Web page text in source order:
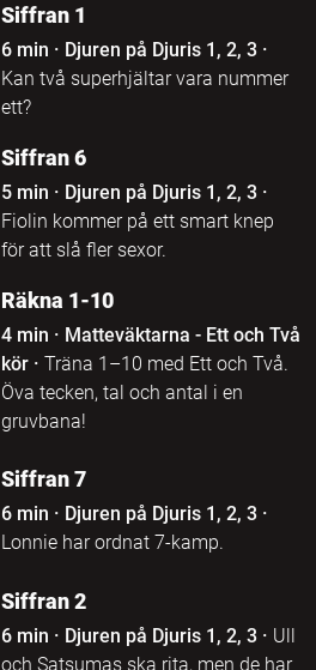
Siffran 1
6 min · Djuren på Djuris 1, 2, 3·
Kan två superhjältar vara nummer
ett?
Siffran 6
5 min · Djuren på Djuris 1, 2, 3·
Fiolin kommer på ett smart knep
för att slå fler sexor.
Räkna 1-10
4 min · Matteväktarna - Ett och Två
kör· Träna 1–10 med Ett och Två.
Öva tecken, tal och antal i en
gruvbana!
Siffran 7
6 min · Djuren på Djuris 1, 2, 3·
Lonnie har ordnat 7-kamp.
Siffran 2
6 min · Djuren på Djuris 1, 2, 3· Ull
och Satsumas ska rita, men de har